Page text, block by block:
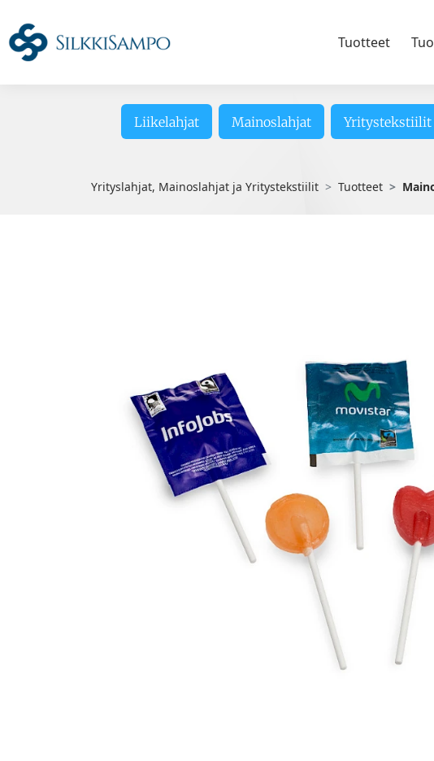
Tuotteet
Liikelahjat Mainoslahjat Yritystekstiilit
Yrityslahjat, Mainoslahjat ja Yritystekstiilit Tuotteet